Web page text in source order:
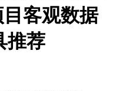
客观数据
推荐